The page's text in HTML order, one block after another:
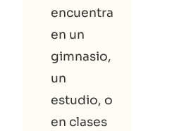
encuentra
en un
gimnasio,
un
estudio, o
en clases